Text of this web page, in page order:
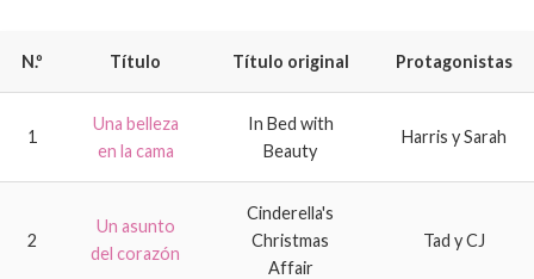
N.º Título Título original Protagonistas
1
Una belleza
en la cama
In Bed with
Beauty
Harris y Sarah
2
Un asunto
del corazón
Cinderella's
Christmas
Affair
Tad y CJ